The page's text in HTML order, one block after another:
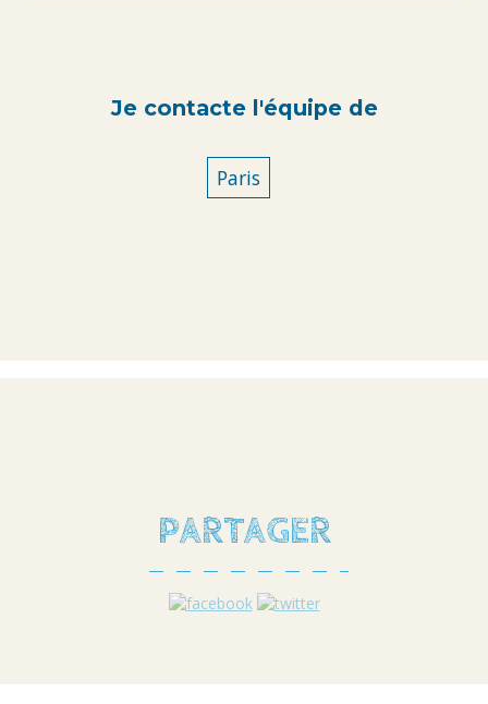
Je contacte l'équipe de
Paris
PARTAGER